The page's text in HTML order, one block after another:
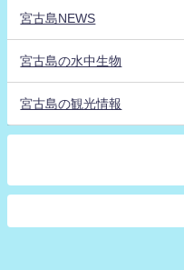
宮古島NEWS
宮古島の水中生物
宮古島の観光情報